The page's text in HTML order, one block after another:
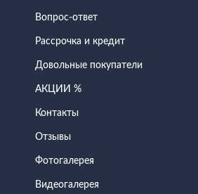
Вопрос-ответ
Рассрочка и кредит
Довольные покупатели
АКЦИИ %
Контакты
Отзывы
Фотогалерея
Видеогалерея